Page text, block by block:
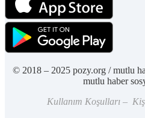
© 2018 – 2025 pozy.org / mutlu
mutlu haber
Kullanım Koşulları –